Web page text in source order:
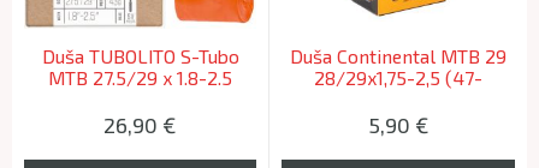
Duša TUBOLITO S-Tubo
MTB 27.5/29 x 1.8-2.5
26,90 €
Duša Continental MTB 29
28/29x1,75-2,5 (47-
40mm
5,90 €